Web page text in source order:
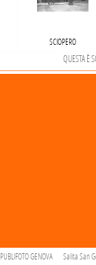
SCIOPERO
QUESTA È
PUBLIFOTO GENOVA
Salita San